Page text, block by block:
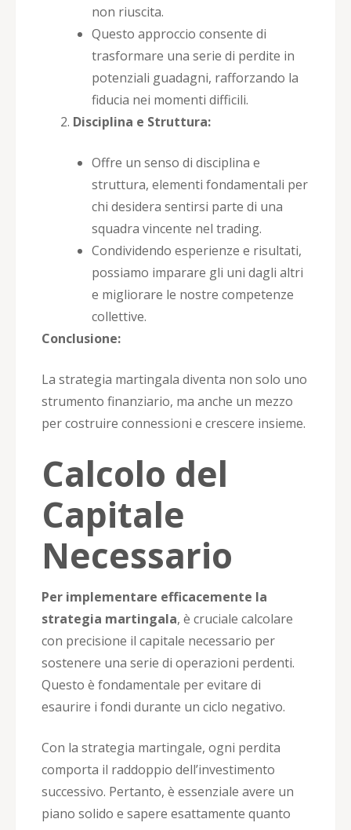
non riuscita.
Questo approccio consente di
trasformare una serie di perdite in
potenziali guadagni, rafforzando la
fiducia nei momenti difficili.
Disciplina e Struttura:
Offre un senso di disciplina e
struttura, elementi fondamentali per
chi desidera sentirsi parte di una
squadra vincente nel trading.
Condividendo esperienze e risultati,
possiamo imparare gli uni dagli altri
e migliorare le nostre competenze
collettive.
Conclusione:
La strategia martingala diventa non solo uno
strumento finanziario, ma anche un mezzo
per costruire connessioni e crescere insieme.
Calcolo del
Capitale
Necessario
Per implementare efficacemente la
strategia martingala, è cruciale calcolare
con precisione il capitale necessario per
sostenere una serie di operazioni perdenti.
Questo è fondamentale per evitare di
esaurire i fondi durante un ciclo negativo.
Con la strategia martingale, ogni perdita
comporta il raddoppio dell’investimento
successivo. Pertanto, è essenziale avere un
piano solido e sapere esattamente quanto